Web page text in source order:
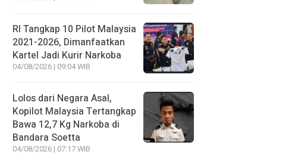
RI Tangkap 10 Pilot Malaysia
2021-2026, Dimanfaatkan
Kartel Jadi Kurir Narkoba
04/08/2026 | 09:04 WIB
Lolos dari Negara Asal,
Kopilot Malaysia Tertangkap
Bawa 12,7 Kg Narkoba di
Bandara Soetta
04/08/2026 | 07:17 WIB